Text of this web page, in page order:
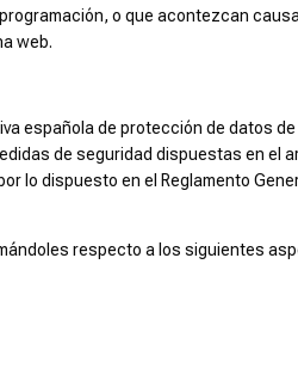
o que acontezcan
web.
española de protección de datos
de seguridad dispuestas en el
lo dispuesto en el Reglamento
respecto a los siguientes